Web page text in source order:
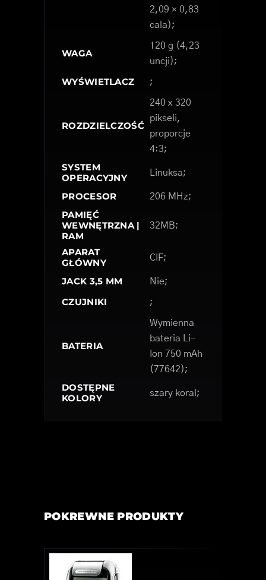
2,09 × 0,83
cala);
WAGA
120 g (4,23
uncji);
WYŚWIETLACZ ;
ROZDZIELCZOŚĆ
240 x 320
pikseli,
proporcje
4:3;
SYSTEM
OPERACYJNY
Linuksa;
PROCESOR 206 MHz;
PAMIĘĆ
WEWNĘTRZNA |
RAM
32MB;
APARAT
GŁÓWNY
CIF;
JACK 3,5 MM Nie;
CZUJNIKI ;
BATERIA
Wymienna
bateria Li-
Ion 750 mAh
(77642);
DOSTĘPNE
KOLORY
szary koral;
POKREWNE PRODUKTY